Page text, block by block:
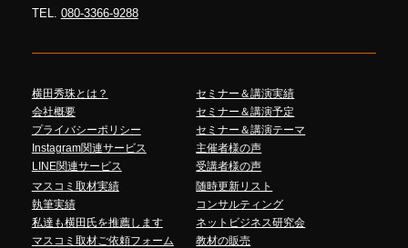
TEL. 080-3366-9288
横田秀珠とは？
会社概要
プライバシーポリシー
Instagram関連サービス
LINE関連サービス
セミナー＆講演実績
セミナー＆講演予定
セミナー＆講演テーマ
主催者様の声
受講者様の声
マスコミ取材実績
執筆実績
私達も横田氏を推薦します
マスコミ取材ご依頼フォーム
随時更新リスト
コンサルティング
ネットビジネス研究会
教材の販売